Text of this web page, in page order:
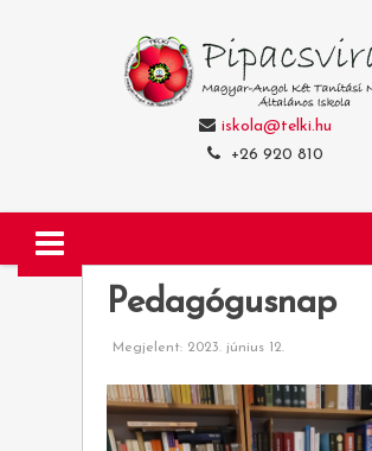
iskola@telki.hu
+26 920 810
Pedagógusnap
Megjelent: 2023. június 12.